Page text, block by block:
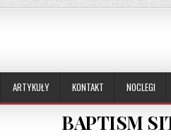
ARTYKUŁY KONTAKT NOCLEGI
BAPTISM